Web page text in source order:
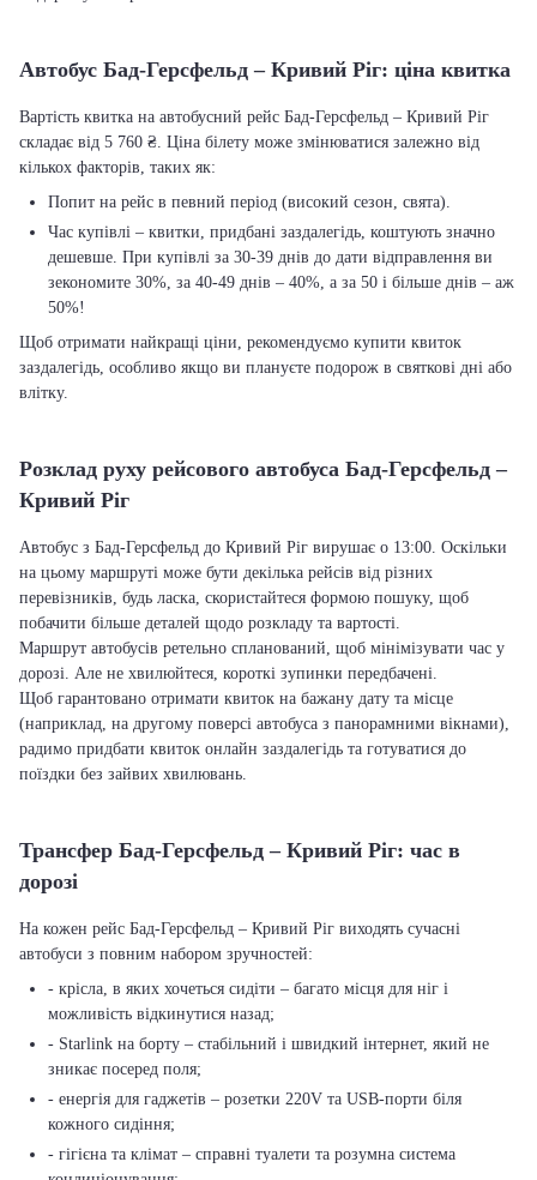
Автобус Бад-Герсфельд – Кривий Ріг: ціна квитка
Вартість квитка на автобусний рейс Бад-Герсфельд – Кривий Ріг
складає від 5 760 ₴. Ціна білету може змінюватися залежно від
кількох факторів, таких як:
Попит на рейс в певний період (високий сезон, свята).
Час купівлі – квитки, придбані заздалегідь, коштують значно
дешевше. При купівлі за 30-39 днів до дати відправлення ви
зекономите 30%, за 40-49 днів – 40%, а за 50 і більше днів – аж
50%!
Щоб отримати найкращі ціни, рекомендуємо купити квиток
заздалегідь, особливо якщо ви плануєте подорож в святкові дні або
влітку.
Розклад руху рейсового автобуса Бад-Герсфельд –
Кривий Ріг
Автобус з Бад-Герсфельд до Кривий Ріг вирушає о 13:00. Оскільки
на цьому маршруті може бути декілька рейсів від різних
перевізників, будь ласка, скористайтеся формою пошуку, щоб
побачити більше деталей щодо розкладу та вартості.
Маршрут автобусів ретельно спланований, щоб мінімізувати час у
дорозі. Але не хвилюйтеся, короткі зупинки передбачені.
Щоб гарантовано отримати квиток на бажану дату та місце
(наприклад, на другому поверсі автобуса з панорамними вікнами),
радимо придбати квиток онлайн заздалегідь та готуватися до
поїздки без зайвих хвилювань.
Трансфер Бад-Герсфельд – Кривий Ріг: час в
дорозі
На кожен рейс Бад-Герсфельд – Кривий Ріг виходять сучасні
автобуси з повним набором зручностей:
- крісла, в яких хочеться сидіти – багато місця для ніг і
можливість відкинутися назад;
- Starlink на борту – стабільний і швидкий інтернет, який не
зникає посеред поля;
- енергія для гаджетів – розетки 220V та USB-порти біля
кожного сидіння;
- гігієна та клімат – справні туалети та розумна система